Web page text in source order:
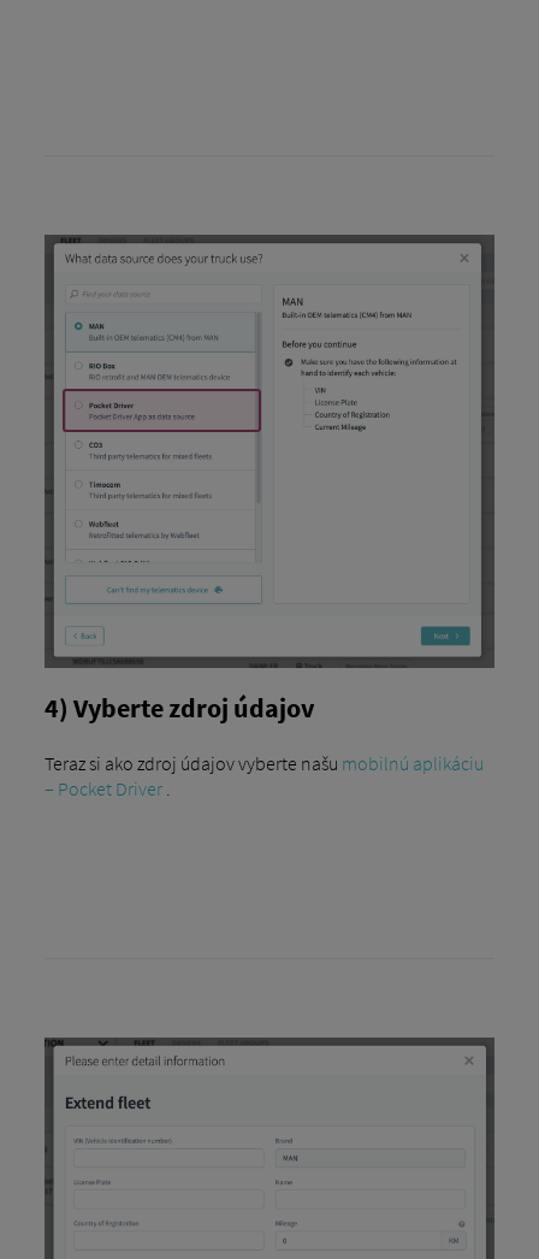
4) Vyberte zdroj údajov
Teraz si ako zdroj údajov vyberte našu mobilnú aplikáciu
– Pocket Driver.